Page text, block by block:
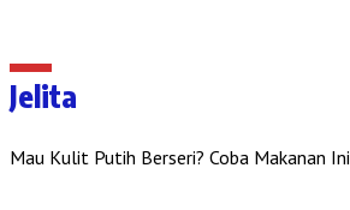
Jelita
Mau Kulit Putih Berseri? Coba Makanan Ini